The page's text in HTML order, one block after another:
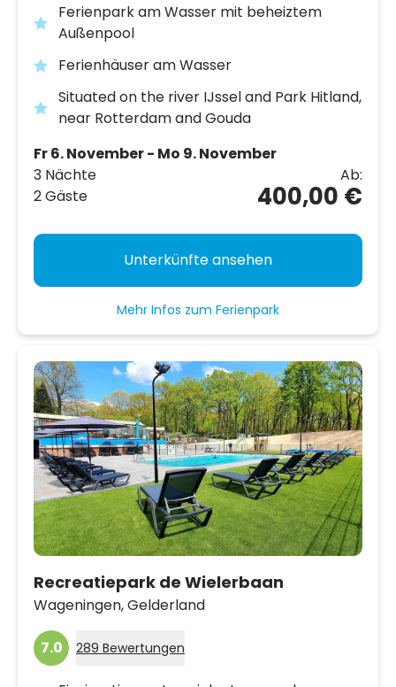
Ferienpark am Wasser mit beheiztem
Außenpool
Ferienhäuser am Wasser
Situated on the river IJssel and Park Hitland,
near Rotterdam and Gouda
Fr 6. November - Mo 9. November
3 Nächte
2 Gäste
Ab:
400,00 €
Unterkünfte ansehen
Mehr Infos zum Ferienpark
Recreatiepark de Wielerbaan
Wageningen,Gelderland
7.0 289 Bewertungen